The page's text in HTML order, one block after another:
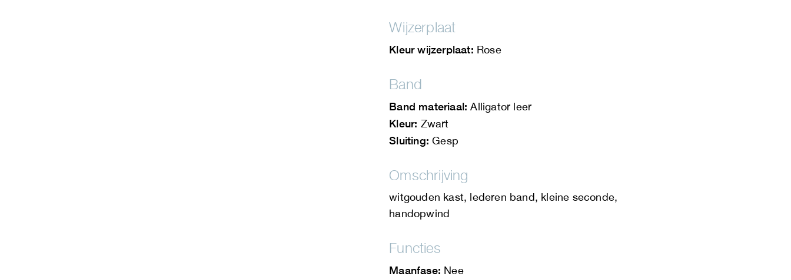
Wijzerplaat
Kleur wijzerplaat: Rose
Band
Band materiaal: Alligator leer
Kleur: Zwart
Sluiting: Gesp
Omschrijving
witgouden kast, lederen band, kleine seconde,
handopwind
Functies
Maanfase: Nee